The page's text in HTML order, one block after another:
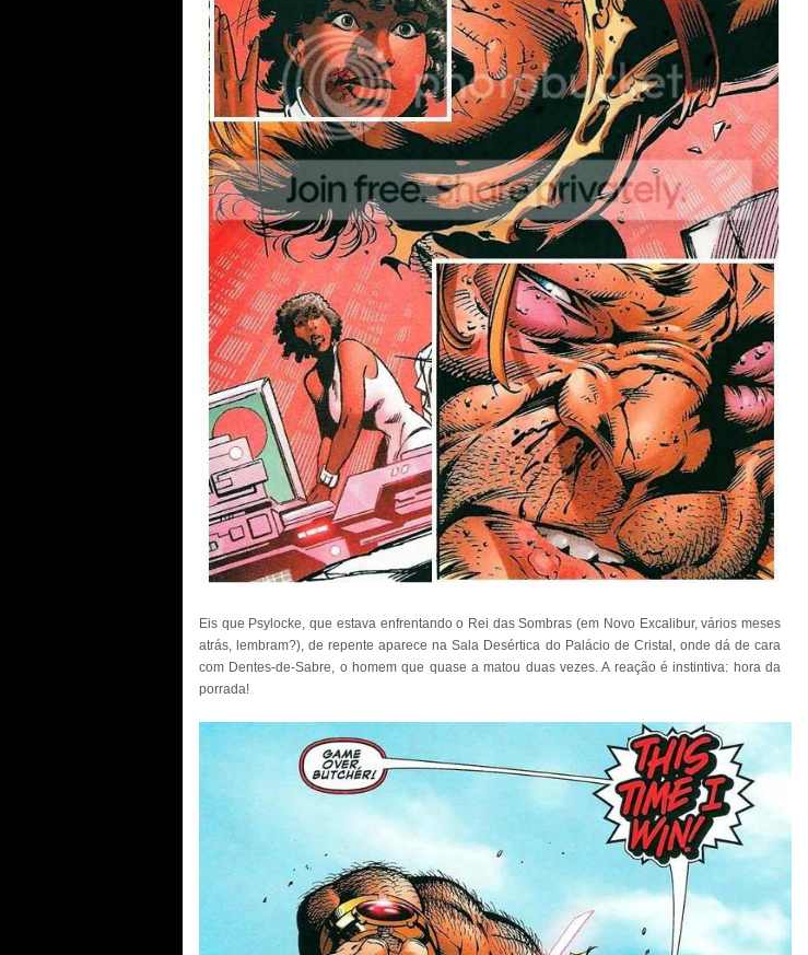
Eis que Psylocke, que estava enfrentando o Rei das Sombras (em Novo Excalibur, vários meses
atrás, lembram?), de repente aparece na Sala Desértica do Palácio de Cristal, onde dá de cara
com Dentes-de-Sabre, o homem que quase a matou duas vezes. A reação é instintiva: hora da
porrada!